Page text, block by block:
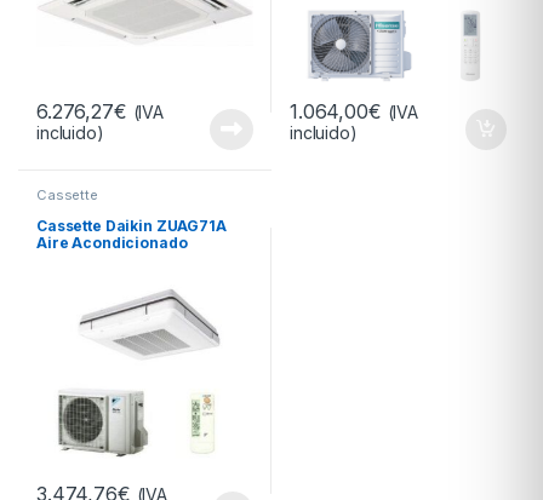
6.276,27€ (IVA
incluido)
1.064,00€ (IVA
incluido)
Cassette
Cassette Daikin ZUAG71A
Aire Acondicionado
3.474,76€ (IVA